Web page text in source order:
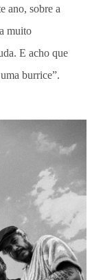
ano, sobre a
muito
E acho que
burrice”.